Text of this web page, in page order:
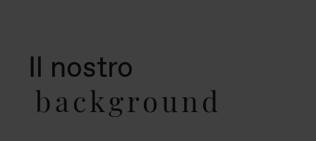
Il nostro
background